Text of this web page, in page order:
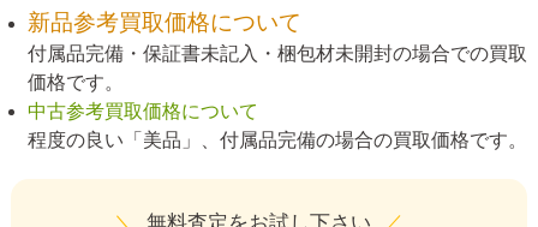
新品参考買取価格について
付属品完備・保証書未記入・梱包材未開封の場合での買取
価格です。
中古参考買取価格について
程度の良い「美品」、付属品完備の場合の買取価格です。